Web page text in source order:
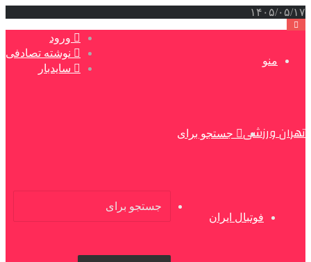
۱۴۰۵/۰۵/۱۷
ورود
نوشته تصادفی
سایدبار
منو
تهران ورزشی جستجو برای
فوتبال ایران